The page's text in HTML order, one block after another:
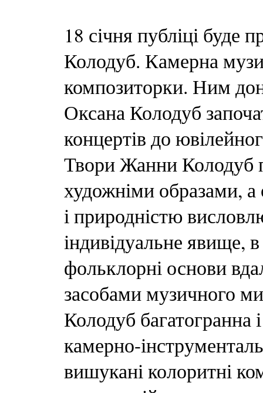
18 січня публіці буде
Колодуб. Камерна
композиторки. Ним
Оксана Колодуб
концертів до
Твори Жанни Колодуб
художніми образами,
і природністю
індивідуальне явище, в
фольклорні основи
засобами музичного
Колодуб багатогранна
камерно-
вишукані колоритні